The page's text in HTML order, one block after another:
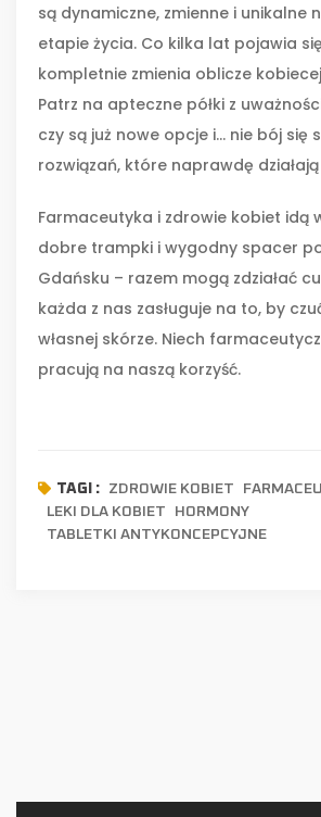
są dynamiczne, zmienne i unikalne
etapie życia. Co kilka lat pojawia
kompletnie zmienia oblicze
Patrz na apteczne półki z
czy są już nowe opcje i... nie bój się
rozwiązań, które naprawdę
Farmaceutyka i zdrowie kobiet idą
dobre trampki i wygodny spacer
Gdańsku – razem mogą zdziałać
każda z nas zasługuje na to, by
własnej skórze. Niech
pracują na naszą korzyść.
TAGI : ZDROWIE KOBIET
LEKI DLA KOBIET
HORMONY
TABLETKI ANTYKONCEPCYJNE